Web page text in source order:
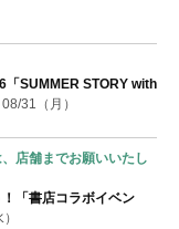
「SUMMER STORY with
31（月）
店舗までお願いいたし
「書店コラボイベン